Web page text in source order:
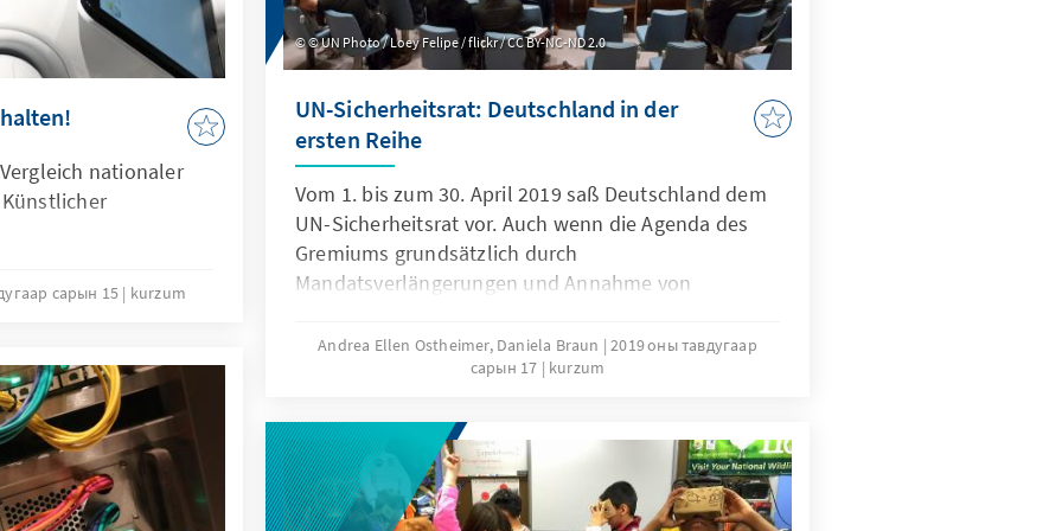
© UN Photo / Loey Felipe / flickr / CC BY-NC-ND 2.0
UN-Sicherheitsrat: Deutschland in der
ersten Reihe
Vom 1. bis zum 30. April 2019 saß Deutschland dem
UN-Sicherheitsrat vor. Auch wenn die Agenda des
Gremiums grundsätzlich durch
Mandatsverlängerungen und Annahme von
Krisenentwicklungen geprägt wird – ergibt sich im
Monat des Vorsitzes ein stärkerer
deutschen Doppelvorsitz im März und April musste
sich das Gremium unter anderem mit dem Konflikt
in Libyen anlässlich der erneuten Eskalation der
Gewalt befassen. Wie angekündigt nutzte die
Andrea Ellen Ostheimer, Daniela Braun
2019 оны тавдугаар
сарын 17
kurzum
nationaler
сарын 15 kurzum